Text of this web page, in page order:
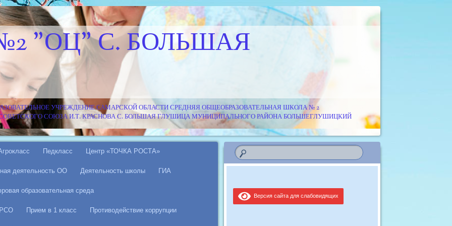
"ОЦ" С. БОЛЬШАЯ
УЧРЕЖДЕНИЕ САМАРСКОЙ ОБЛАСТИ СРЕДНЯЯ ОБЩЕОБРАЗОВАТЕЛЬНАЯ ШКОЛА № 2
СОВЕТСКОГО СОЮЗА И.Т. КРАСНОВА С. БОЛЬШАЯ ГЛУШИЦА МУНИЦИПАЛЬНОГО РАЙОНА БОЛЬШЕГЛУШИЦКИЙ
Педкласс Центр «ТОЧКА РОСТА»
деятельность ОО Деятельность школы ГИА
образовательная среда
Прием в 1 класс Противодействие коррупции
Версия сайта для слабовидящих